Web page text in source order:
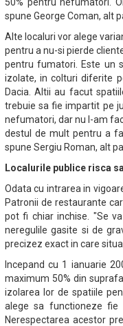
spune George Coman, alt
Alte localuri vor alege
pentru a nu-si pierde
pentru fumatori. Este un
izolate, in colturi diferite
Dacia. Altii au facut
trebuie sa fie impartit pe
nefumatori, dar nu l-am
destul de mult pentru a
spune Sergiu Roman, alt
Localurile publice risca
Odata cu intrarea in
Patronii de restaurante
pot fi chiar inchise. "Se
neregulile gasite si de
precizez exact in care
Incepand cu 1 ianuarie
maximum 50% din
izolarea lor de spatiile
alege sa functioneze
Nerespectarea acestor